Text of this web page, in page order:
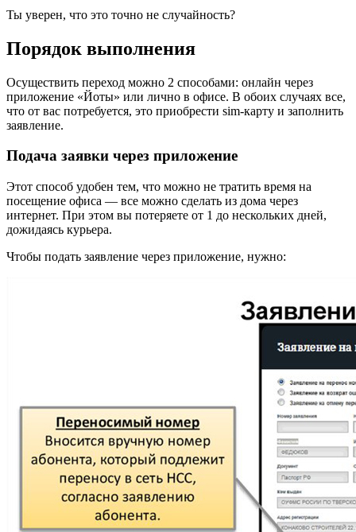
Ты уверен, что это точно не случайность?
Порядок выполнения
Осуществить переход можно 2 способами: онлайн через
приложение «Йоты» или лично в офисе. В обоих случаях все,
что от вас потребуется, это приобрести sim-карту и заполнить
заявление.
Подача заявки через приложение
Этот способ удобен тем, что можно не тратить время на
посещение офиса — все можно сделать из дома через
интернет. При этом вы потеряете от 1 до нескольких дней,
дожидаясь курьера.
Чтобы подать заявление через приложение, нужно: